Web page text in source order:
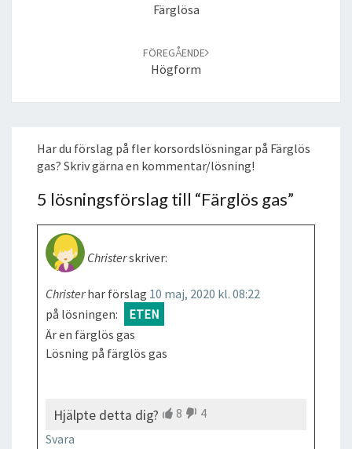
Färglösa
FÖREGÅENDE
Högform
Har du förslag på fler korsordslösningar på Färglös
gas? Skriv gärna en kommentar/lösning!
5 lösningsförslag till “Färglös gas”
Christerskriver:
10 maj, 2020 kl. 08:22
Christer har förslag
på lösningen:
ETEN
Är en färglös gas
Lösning på färglös gas
Hjälpte detta dig? 8
4
Svara